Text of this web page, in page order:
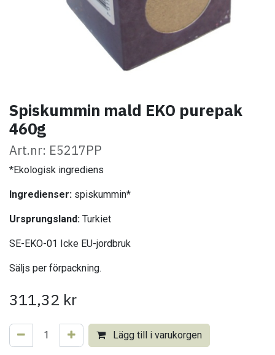
Spiskummin mald EKO purepak
460g
Art.nr: E5217PP
*Ekologisk ingrediens
Ingredienser: spiskummin*
Ursprungsland: Turkiet
SE-EKO-01 Icke EU-jordbruk
Säljs per förpackning.
311,32 kr
Lägg till i varukorgen